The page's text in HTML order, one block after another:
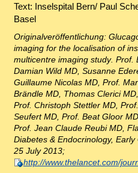
Text: Inselspital Bern/ Paul
Basel
Originalveröffentlichung:
imaging for the localisation of
multicentre imaging study. Prof.
Damian Wild MD, Susanne
Guillaume Nicolas MD, Prof.
Brändle MD, Thomas Clerici
Prof. Christoph Stettler MD,
Seufert MD, Prof. Beat Gloor
Prof. Jean Claude Reubi MD,
Diabetes & Endocrinology, Early
25 July 2013;
http://www.thelancet.com/